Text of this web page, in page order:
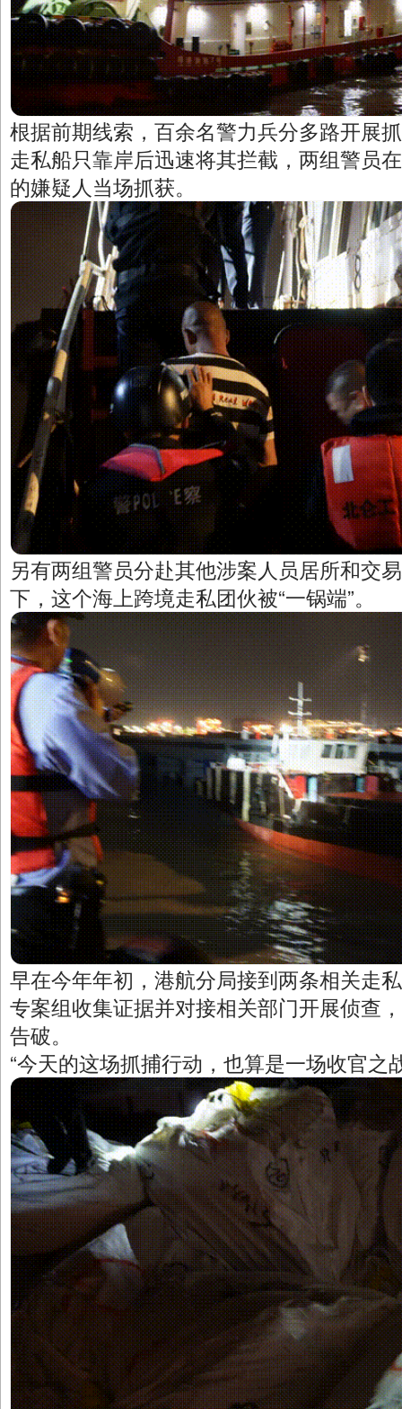
根据前期线索，百余名警力兵分多路开展
走私船只靠岸后迅速将其拦截，两组警员
的嫌疑人当场抓获。
另有两组警员分赴其他涉案人员居所和交
下，这个海上跨境走私团伙被“一锅端”。
早在今年年初，港航分局接到两条相关走
专案组收集证据并对接相关部门开展侦查
告破。
“今天的这场抓捕行动，也算是一场收官之